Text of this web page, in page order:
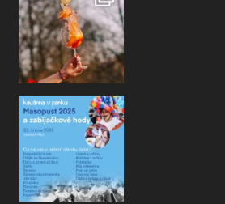
Ahoj kamarádi, už v sobotu se na Vás těš